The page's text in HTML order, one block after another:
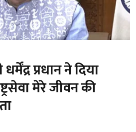
प्रधान ने दिया
मेरे जीवन की